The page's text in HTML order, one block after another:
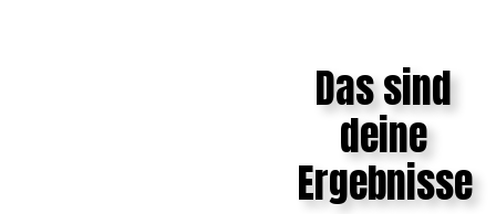
Das sind
deine
Ergebnisse